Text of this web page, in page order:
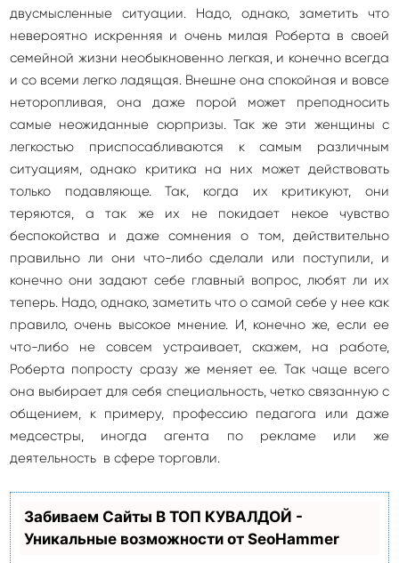
двусмысленные ситуации. Надо, однако, заметить что
невероятно искренняя и очень милая Роберта в своей
семейной жизни необыкновенно легкая, и конечно всегда
и со всеми легко ладящая. Внешне она спокойная и вовсе
неторопливая, она даже порой может преподносить
самые неожиданные сюрпризы. Так же эти женщины с
легкостью приспосабливаются к самым различным
ситуациям, однако критика на них может действовать
только подавляюще. Так, когда их критикуют, они
теряются, а так же их не покидает некое чувство
беспокойства и даже сомнения о том, действительно
правильно ли они что-либо сделали или поступили, и
конечно они задают себе главный вопрос, любят ли их
теперь. Надо, однако, заметить что о самой себе у нее как
правило, очень высокое мнение. И, конечно же, если ее
что-либо не совсем устраивает, скажем, на работе,
Роберта попросту сразу же меняет ее. Так чаще всего
она выбирает для себя специальность, четко связанную с
общением, к примеру, профессию педагога или даже
медсестры, иногда агента по рекламе или же
деятельность в сфере торговли.
Забиваем Сайты В ТОП КУВАЛДОЙ -
Уникальные возможности от SeoHammer